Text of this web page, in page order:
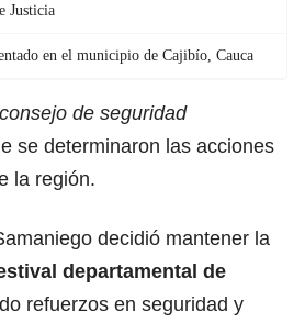
Justicia
en el municipio de Cajibío, Cauca
consejo de seguridad
se determinaron las acciones
la región.
decidió mantener la
departamental de
refuerzos en seguridad y